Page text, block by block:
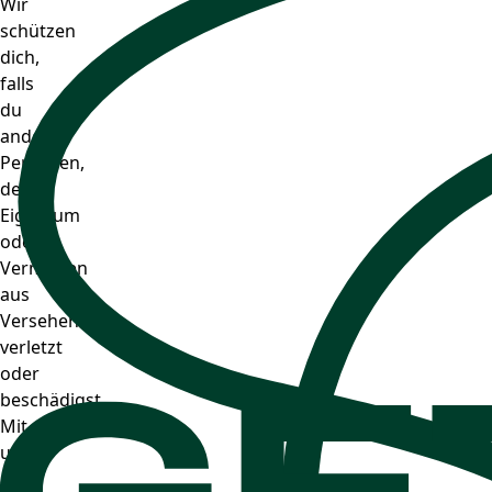
schützen
dich,
falls
du
andere
Personen,
deren
Eigentum
oder
Vermögen
aus
Versehen
verletzt
oder
beschädigst.
Mit
uns
an